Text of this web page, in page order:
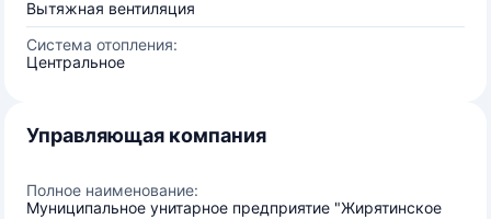
Вытяжная вентиляция
Система отопления:
Центральное
Управляющая компания
Полное наименование:
Муниципальное унитарное предприятие "Жирятинское